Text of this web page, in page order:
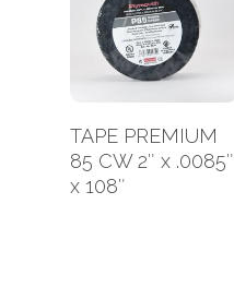
TAPE PREMIUM
85 CW 2″ x .0085″
x 108″